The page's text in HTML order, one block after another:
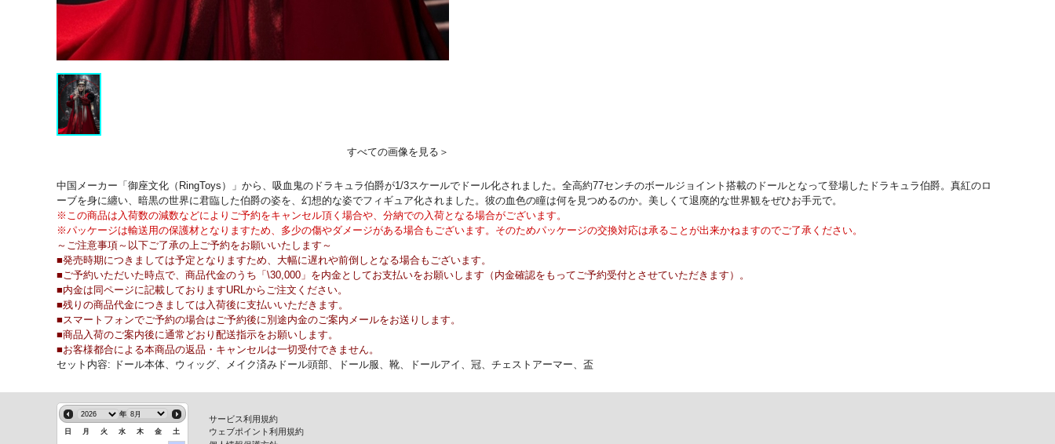
すべての画像を見る＞
中国メーカー「御座文化（RingToys）」から、吸血鬼のドラキュラ伯爵が1/3スケールでドール化されました。全高約77センチのボールジョイント搭載のドールとなって登場したドラキュラ伯爵。真紅のロ
ーブを身に纏い、暗黒の世界に君臨した伯爵の姿を、幻想的な姿でフィギュア化されました。彼の血色の瞳は何を見つめるのか。美しくて退廃的な世界観をぜひお手元で。
※この商品は入荷数の減数などによりご予約をキャンセル頂く場合や、分納での入荷となる場合がございます。
※パッケージは輸送用の保護材となりますため、多少の傷やダメージがある場合もございます。そのためパッケージの交換対応は承ることが出来かねますのでご了承ください。
～ご注意事項～以下ご了承の上ご予約をお願いいたします～
■発売時期につきましては予定となりますため、大幅に遅れや前倒しとなる場合もございます。
■ご予約いただいた時点で、商品代金のうち「\30,000」を内金としてお支払いをお願いします（内金確認をもってご予約受付とさせていただきます）。
■内金は同ページに記載しておりますURLからご注文ください。
■残りの商品代金につきましては入荷後に支払いいただきます。
■スマートフォンでご予約の場合はご予約後に別途内金のご案内メールをお送りします。
■商品入荷のご案内後に通常どおり配送指示をお願いします。
■お客様都合による本商品の返品・キャンセルは一切受付できません。
セット内容: ドール本体、ウィッグ、メイク済みドール頭部、ドール服、靴、ドールアイ、冠、チェストアーマー、盃
年
日 月 火 水 木 金
土
サービス利用規約
ウェブポイント利用規約